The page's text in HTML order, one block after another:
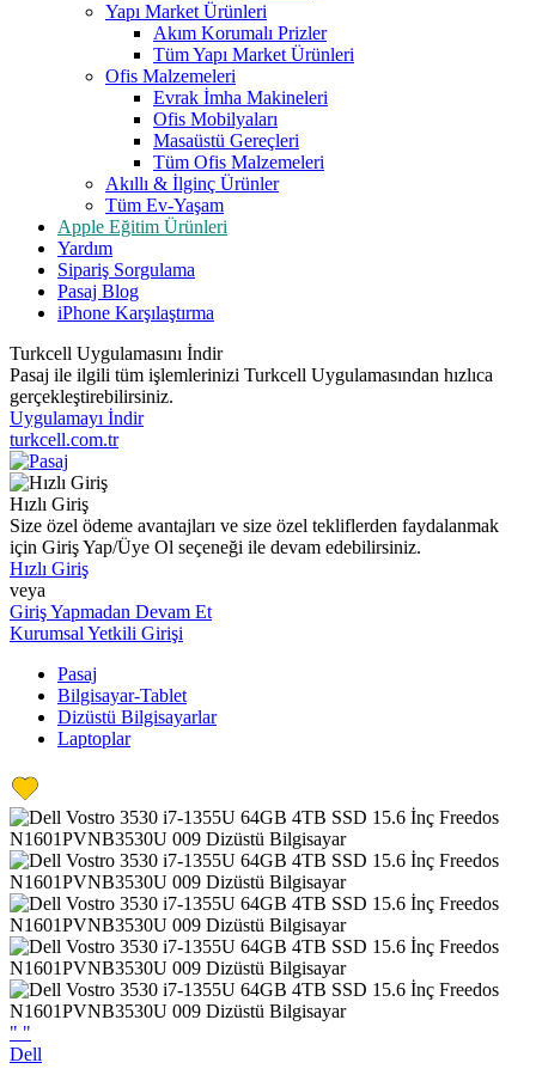
Yapı Market Ürünleri
Akım Korumalı Prizler
Tüm Yapı Market Ürünleri
Ofis Malzemeleri
Evrak İmha Makineleri
Ofis Mobilyaları
Masaüstü Gereçleri
Tüm Ofis Malzemeleri
Akıllı & İlginç Ürünler
Tüm Ev-Yaşam
Apple Eğitim Ürünleri
Yardım
Sipariş Sorgulama
Pasaj Blog
iPhone Karşılaştırma
Turkcell Uygulamasını İndir
Pasaj ile ilgili tüm işlemlerinizi Turkcell Uygulamasından hızlıca
gerçekleştirebilirsiniz.
Uygulamayı İndir
turkcell.com.tr
Hızlı Giriş
Size özel ödeme avantajları ve size özel tekliflerden faydalanmak
için Giriş Yap/Üye Ol seçeneği ile devam edebilirsiniz.
Hızlı Giriş
veya
Giriş Yapmadan Devam Et
Kurumsal Yetkili Girişi
Pasaj
Bilgisayar-Tablet
Dizüstü Bilgisayarlar
Laptoplar
" "
Dell